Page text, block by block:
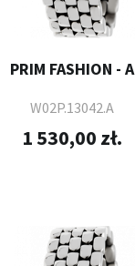
PRIM FASHION - A
W02P.13042.A
1 530,00 zł.